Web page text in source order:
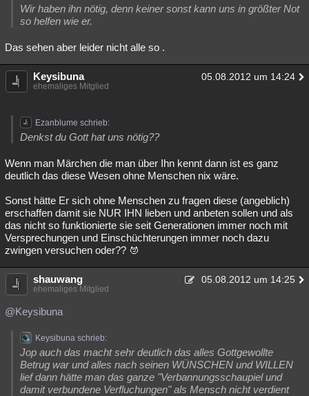
Wir haben ihn nötig, denn keiner sonst kann uns in größter Not
so helfen wie er.
Das sehen aber leider nicht alle so .
Keysibuna 05.08.2012 um 14:24
ehemaliges Mitglied
Ezanblume schrieb:
Denkst du Gott hat uns nötig??
Wenn man Märchen die man über Ihn kennt dann ist es ganz
deutlich das diese Wesen ohne Menschen nix wäre.
Sonst hätte Er sich ohne Menschen zu fragen diese (angeblich)
erschaffen damit sie NUR IHN lieben und anbeten sollen und als
das nicht so funktionierte sie seit Generationen immer noch mit
Versprechungen und Einschüchterungen immer noch dazu
zwingen versuchen oder??
shauwang 05.08.2012 um 14:25
ehemaliges Mitglied
@Keysibuna
Keysibuna schrieb:
Jop auch das macht sehr deutlich das alles Gottgewollte
Betrug war und alles nach seinen WÜNSCHEN und WILLEN
lief dann hätte man das ganze "Verbannungsschaupiel und
damit verbundene Verfluchungen" als Mensch nicht verdient